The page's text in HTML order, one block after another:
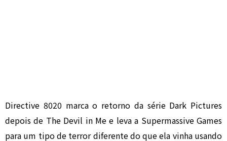
Directive 8020 marca o retorno da série Dark Pictures
depois de The Devil in Me e leva a Supermassive Games
para um tipo de terror diferente do que ela vinha usando